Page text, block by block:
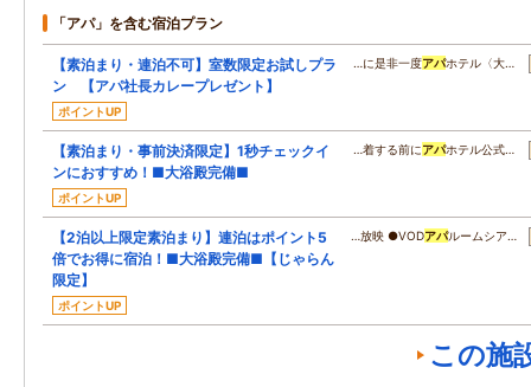
「アパ」を含む宿泊プラン
【素泊まり・連泊不可】室数限定お試しプラ
ン 【アパ社長カレープレゼント】
ポイントUP
…に是非一度アパホテル〈大…
【素泊まり・事前決済限定】1秒チェックイ
ンにおすすめ！■大浴殿完備■
ポイントUP
…着する前にアパホテル公式…
【2泊以上限定素泊まり】連泊はポイント5
倍でお得に宿泊！■大浴殿完備■【じゃらん
限定】
ポイントUP
…放映 ●VODアパルームシア…
この施